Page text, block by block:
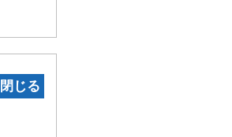
‐ 閉じる